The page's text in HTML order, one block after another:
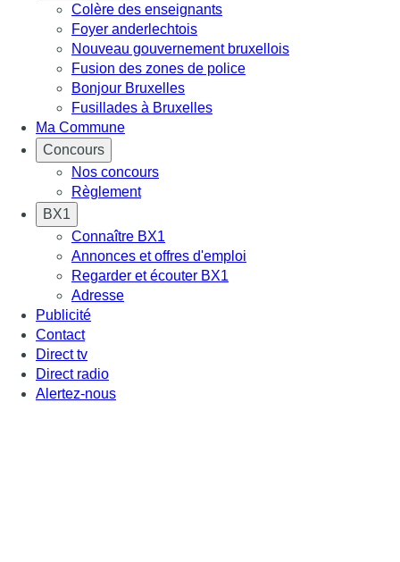
Colère des enseignants
Foyer anderlechtois
Nouveau gouvernement bruxellois
Fusion des zones de police
Bonjour Bruxelles
Fusillades à Bruxelles
Ma Commune
Concours
Nos concours
Règlement
BX1
Connaître BX1
Annonces et offres d'emploi
Regarder et écouter BX1
Adresse
Publicité
Contact
Direct tv
Direct radio
Alertez-nous